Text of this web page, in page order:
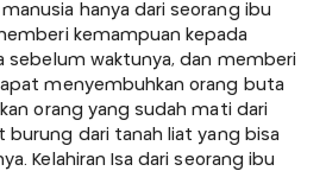
hanya dari seorang ibu
kemampuan kepada
sebelum waktunya, dan memberi
menyembuhkan orang buta
orang yang sudah mati dari
burung dari tanah liat yang bisa
Kelahiran Isa dari seorang ibu